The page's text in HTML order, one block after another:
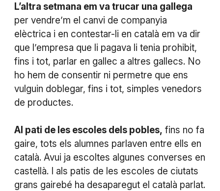
L’altra setmana em va trucar una gallega
per vendre’m el canvi de companyia
elèctrica i en contestar-li en català em va dir
que l’empresa que li pagava li tenia prohibit,
fins i tot, parlar en gallec a altres gallecs. No
ho hem de consentir ni permetre que ens
vulguin doblegar, fins i tot, simples venedors
de productes.
Al pati de les escoles dels pobles, fins no fa
gaire, tots els alumnes parlaven entre ells en
català. Avui ja escoltes algunes converses en
castellà. I als patis de les escoles de ciutats
grans gairebé ha desaparegut el català parlat.